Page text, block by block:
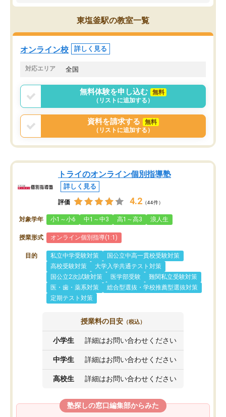
す。
うちの子は、初回面談の講師の方で決
オンラインツールを使用した単語帳の
共有があり宿題もそちらで出される形
でした。
言う事で講師変更の申し出があり、あ
まりに短期での変更だった為、塾に通
う事にして退会しました。遅れも取り
戻せ、授業内容や講師の方は良かった
と思います。
ち期待したものではなく
くなってきたようなので
東塩釜駅の教室一覧
オンライン校 詳しく見る
対応エリア 全国
無料体験を申し込む
無料
（リストに追加する）
資料を請求する
無料
（リストに追加する）
トライのオンライン個別指導塾
詳しく見る
評価 4.2 （44件）
対象学年 小1～小6 中1～中3 高1～高3 浪人生
授業形式 オンライン個別指導(1:1)
目的 私立中学受験対策
国公立中高一貫校受験対策
高校受験対策
大学入学共通テスト対策
国公立2次試験対策
医学部受験
難関私立受験対策
医・歯・薬系対策
総合型選抜・学校推薦型選抜対策
定期テスト対策
授業料の目安 （税込）
小学生 詳細はお問い合わせください
中学生 詳細はお問い合わせください
高校生 詳細はお問い合わせください
塾探しの窓口編集部からみた